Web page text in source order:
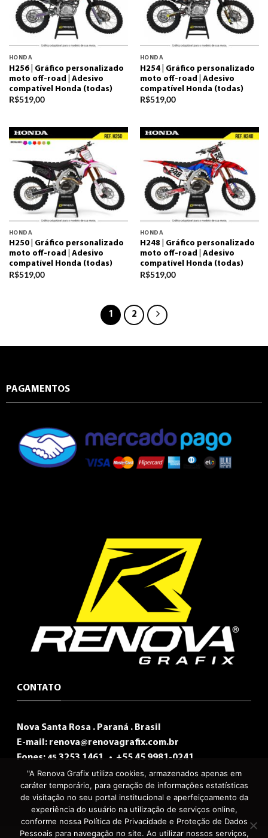
HONDA
H256 | Gráfico personalizado
moto off-road | Adesivo
compatível Honda (todas)
R$519,00
HONDA
H254 | Gráfico personalizado
moto off-road | Adesivo
compatível Honda (todas)
R$519,00
HONDA
H250 | Gráfico personalizado
moto off-road | Adesivo
compatível Honda (todas)
R$519,00
HONDA
H248 | Gráfico personalizado
moto off-road | Adesivo
compatível Honda (todas)
R$519,00
1 2
PAGAMENTOS
CONTATO
Nova Santa Rosa . Paraná . Brasil
E-mail: renova@renovagrafix.com.br
Fones: 45 3253 1461 • +55 45 9981-0241
"A Renova Grafix utiliza cookies, armazenados apenas em
caráter temporário, para geração de informações estatísticas
de visitação no seu portal institucional e aperfeiçoamento da
experiência do usuário na utilização de serviços online,
conforme nossa Política de Privacidade e Proteção de Dados
Pessoais para navegação no site. Ao utilizar nossos serviços,